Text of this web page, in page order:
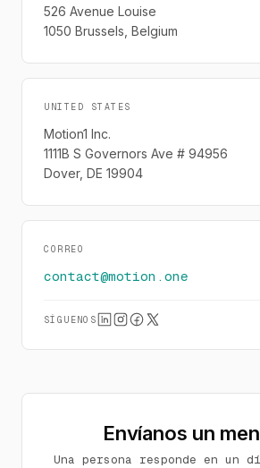
526 Avenue Louise
1050 Brussels, Belgium
UNITED STATES
Motion1 Inc.
1111B S Governors Ave # 94956
Dover, DE 19904
CORREO
contact@motion.one
SÍGUENOS
Envíanos un
Una persona responde en un